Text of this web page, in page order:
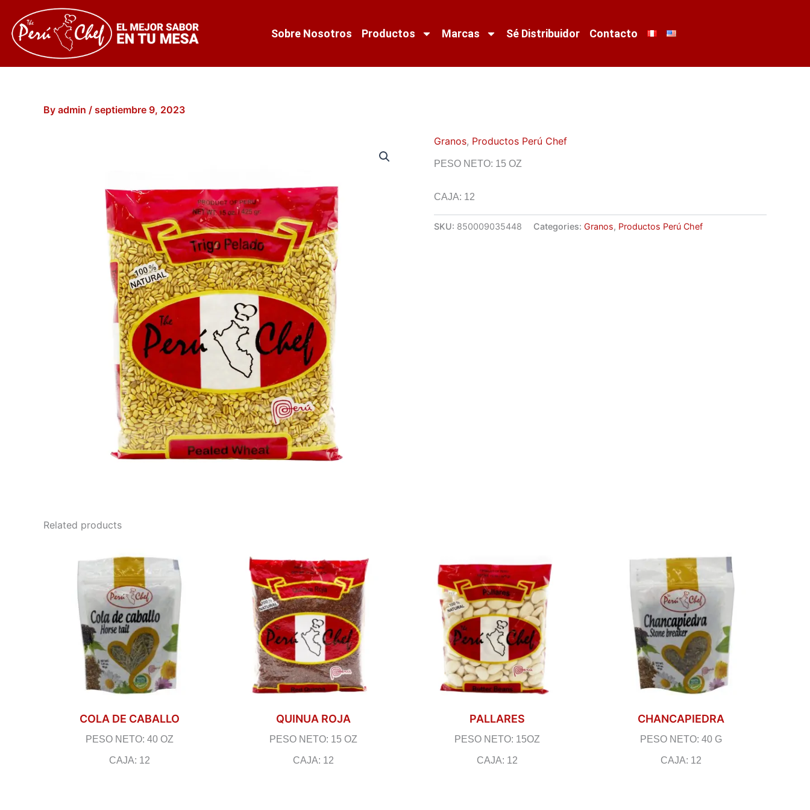
content
Sobre Nosotros Productos Marcas Sé Distribuidor Contacto
By admin / septiembre 9, 2023
Granos, Productos Perú Chef
PESO NETO: 15 OZ
CAJA: 12
SKU: 850009035448 Categories: Granos, Productos Perú Chef
Related products
COLA DE CABALLO
PESO NETO: 40 OZ
CAJA: 12
QUINUA ROJA
PESO NETO: 15 OZ
CAJA: 12
PALLARES
PESO NETO: 15OZ
CAJA: 12
CHANCAPIEDRA
PESO NETO: 40 G
CAJA: 12